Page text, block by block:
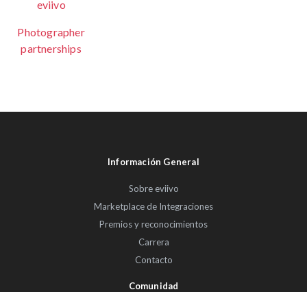
eviivo
Photographer
partnerships
Información General
Sobre eviivo
Marketplace de Integraciones
Premios y reconocimientos
Carrera
Contacto
Comunidad